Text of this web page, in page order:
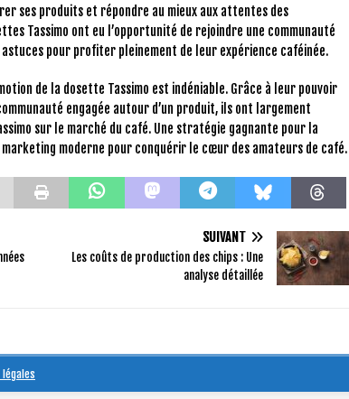
ses produits et répondre au mieux aux attentes des
Tassimo ont eu l’opportunité de rejoindre une communauté
pour profiter pleinement de leur expérience caféinée.
de la dosette Tassimo est indéniable. Grâce à leur pouvoir
engagée autour d’un produit, ils ont largement
sur le marché du café. Une stratégie gagnante pour la
marketing moderne pour conquérir le cœur des amateurs de café.
SUIVANT
Les coûts de production des chips : Une
analyse détaillée
légales